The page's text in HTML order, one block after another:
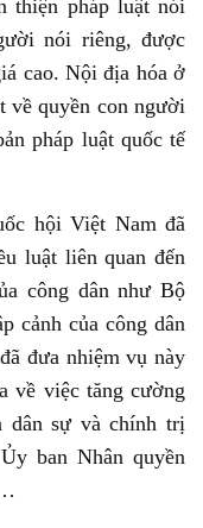
thiện pháp luật nói
nói riêng, được
cao. Nội địa hóa ở
về quyền con người
pháp luật quốc tế
hội Việt Nam đã
luật liên quan đến
công dân như Bộ
cảnh của công dân
đưa nhiệm vụ này
về việc tăng cường
dân sự và chính trị
ban Nhân quyền